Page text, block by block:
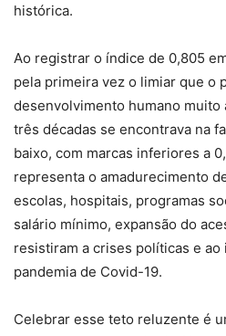
histórica.
Ao registrar o índice de 0,805
pela primeira vez o limiar que o
desenvolvimento humano muito
três décadas se encontrava na
baixo, com marcas inferiores a
representa o amadurecimento
escolas, hospitais, programas
salário mínimo, expansão do
resistiram a crises políticas e ao
pandemia de Covid-19.
Celebrar esse teto reluzente é